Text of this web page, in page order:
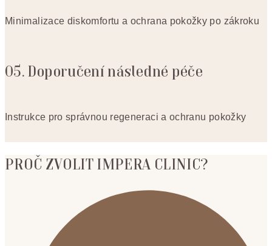
Minimalizace diskomfortu a ochrana pokožky po zákroku
05. Doporučení následné péče
Instrukce pro správnou regeneraci a ochranu pokožky
PROČ ZVOLIT IMPERA CLINIC?